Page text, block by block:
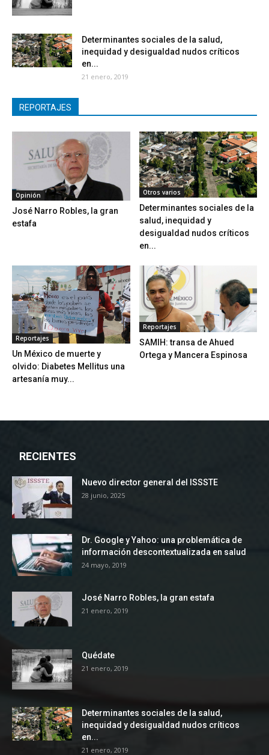
Determinantes sociales de la salud,
inequidad y desigualdad nudos críticos
en...
21 enero, 2019
REPORTAJES
Opinión
José Narro Robles, la gran
estafa
Otros varios
Determinantes sociales de la
salud, inequidad y
desigualdad nudos críticos
en...
Reportajes
Un México de muerte y
olvido: Diabetes Mellitus una
artesanía muy...
Reportajes
SAMIH: transa de Ahued
Ortega y Mancera Espinosa
RECIENTES
Nuevo director general del ISSSTE
28 junio, 2025
Dr. Google y Yahoo: una problemática de
información descontextualizada en salud
24 mayo, 2019
José Narro Robles, la gran estafa
21 enero, 2019
Quédate
21 enero, 2019
Determinantes sociales de la salud,
inequidad y desigualdad nudos críticos
en...
21 enero, 2019